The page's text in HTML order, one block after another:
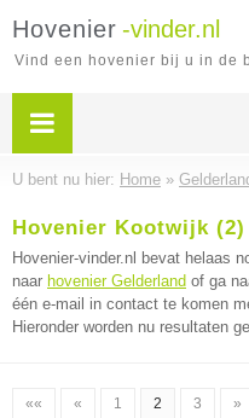
Hovenier -vinder.nl
Vind een hovenier bij u in de
U bent nu hier: Home »
Hovenier Kootwijk (2)
Hovenier-vinder.nl bevat helaas
naar hovenier Gelderland of ga
één e-mail in contact te komen
Hieronder worden nu resultaten
«« « 1 2 3 »